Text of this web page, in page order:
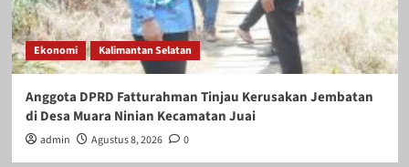
Ekonomi Kalimantan Selatan
Anggota DPRD Fatturahman Tinjau Kerusakan Jembatan
di Desa Muara Ninian Kecamatan Juai
admin Agustus 8, 2026 0